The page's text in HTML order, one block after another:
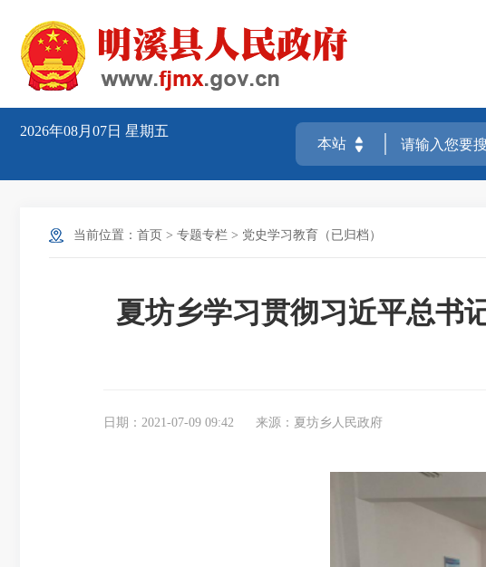
2026年08月07日 星期五
当前位置： 首页 > 专题专栏 > 党史学习教育（已归档）
夏坊乡学习贯彻习近平总书
日期：2021-07-09 09:42 来源：夏坊乡人民政府